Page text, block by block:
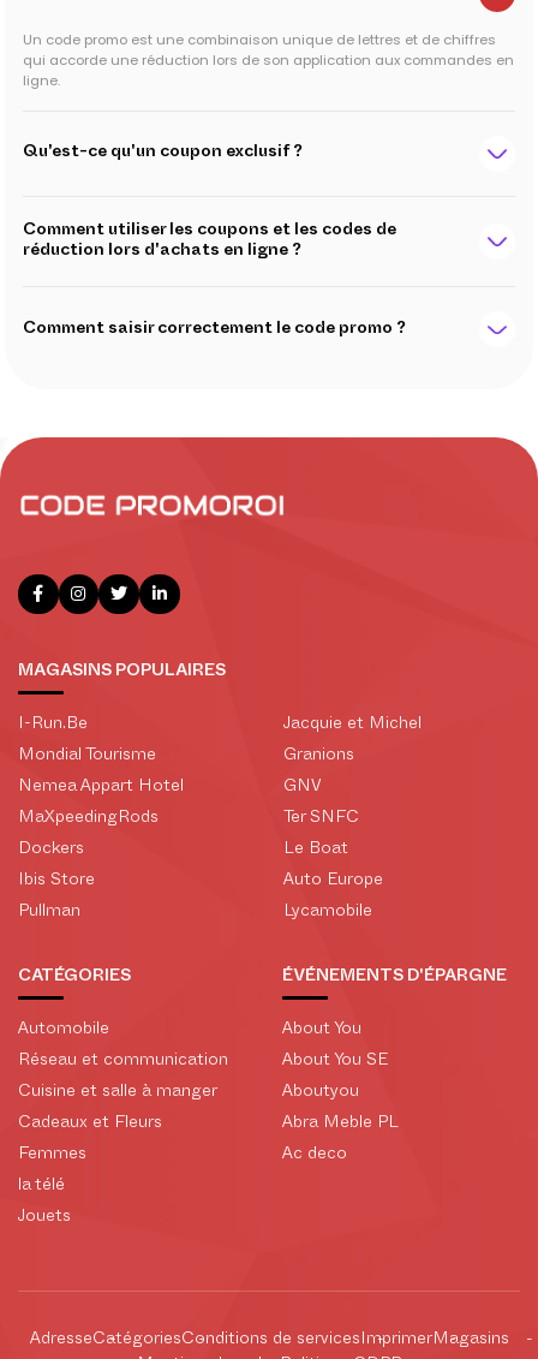
Un code promo est une combinaison unique de lettres et de chiffres
qui accorde une réduction lors de son application aux commandes en
ligne.
Qu'est-ce qu'un coupon exclusif ?
Comment utiliser les coupons et les codes de
réduction lors d'achats en ligne ?
Comment saisir correctement le code promo ?
MAGASINS POPULAIRES
I-Run.Be
Mondial Tourisme
Nemea Appart Hotel
MaXpeedingRods
Dockers
Ibis Store
Pullman
Jacquie et Michel
Granions
GNV
Ter SNFC
Le Boat
Auto Europe
Lycamobile
CATÉGORIES
Automobile
Réseau et communication
Cuisine et salle à manger
Cadeaux et Fleurs
Femmes
la télé
Jouets
ÉVÉNEMENTS D'ÉPARGNE
About You
About You SE
Aboutyou
Abra Meble PL
Ac deco
Adresse Catégories Conditions de services Imprimer Magasins